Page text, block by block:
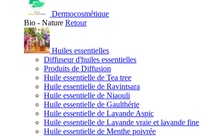
Dermocosmétique
Bio - Nature Retour
Huiles essentielles
Diffuseur d'huiles essentielles
Produits de Diffusion
Huile essentielle de Tea tree
Huile essentielle de Ravintsara
Huile essentielle de Niaouli
Huile essentielle de Gaulthérie
Huile essentielle de Lavande Aspic
Huile essentielle de Lavande vraie et lavande fine
Huile essentielle de Menthe poivrée